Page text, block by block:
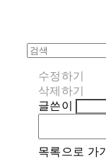
수정하기
삭제하기
글쓴이
목록으로 가기